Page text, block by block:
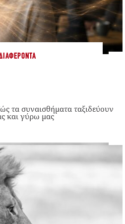
τα συναισθήματα ταξιδεύουν
και γύρω μας